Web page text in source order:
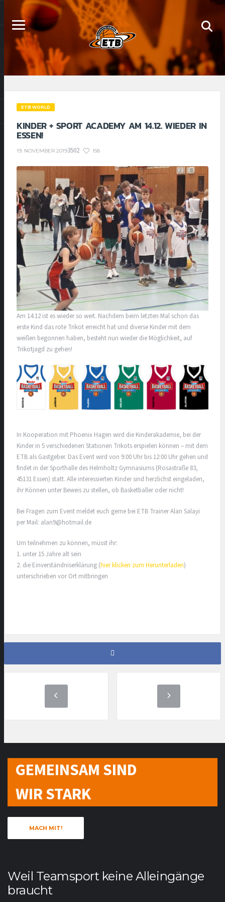
ETB WORLD
KINDER + SPORT ACADEMY AM 14.12. WIEDER IN
ESSEN!
19. NOVEMBER 20193502 158
Am 14.12 ist es wieder so weit. Nachdem beim letzten Mal schon das
erste Kind das rote Trikot erreicht hat und diverse Kinder mit dem
weißen begonnen haben, besteht nun wieder die Möglichkeit, auf
Trikotjagd zu gehen!
In Kooperation mit Phoenix Hagen wird die Kinderakademie, bei der
Kinder in 5 verschiedenen Stationen Trikots erspielen können – mit dem
ETB als Gastgeber. Das Event wird von 9:00 Uhr bis 12:00 Uhr gehen und
findet in der Sporthalle des Helmholtz Gymnasiums (Rosastraße 83,
45131 Essen) statt. Alle interessierten Kinder sind herzlichst eingeladen,
ihr Können unter Beweis zu stellen, ob Basketballer oder nicht!
Bei Fragen zum Event meldet euch gerne bei ETB Trainer Alan Salayi
per Mail: alan9@hotmail.de
Um teilnehmen zu können, müsst ihr:
1. unter 15 Jahre alt sein
2. die Einverständniserklärung (hier klicken zum Herunterladen)
unterschrieben vor Ort mitbringen
GEMEINSAM SIND
WIR STARK
MACH MIT!
Weil Teamsport keine Alleingänge
braucht